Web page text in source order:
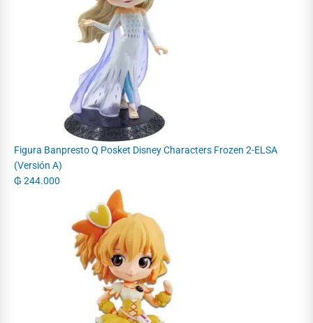
Figura Banpresto Q Posket Disney Characters Frozen 2-ELSA
(Versión A)
₲ 244.000